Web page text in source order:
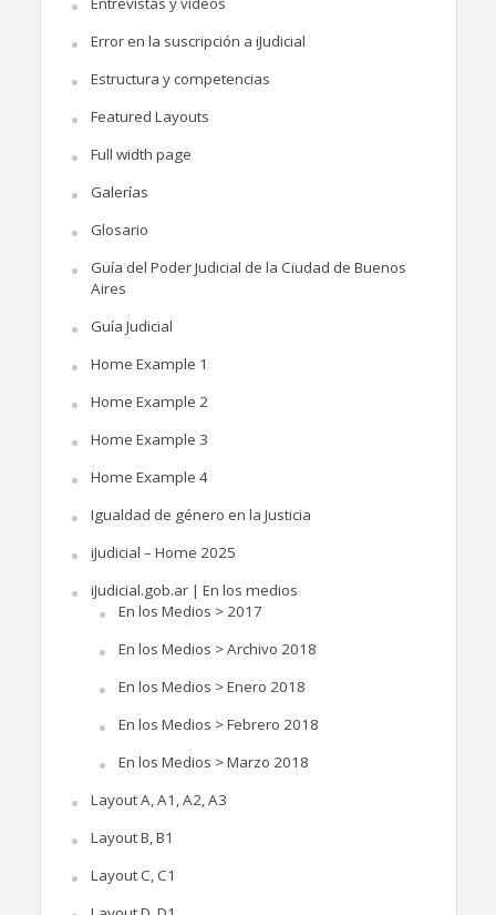
Error en la suscripción a iJudicial
Estructura y competencias
Featured Layouts
Full width page
Galerías
Glosario
Guía del Poder Judicial de la Ciudad de Buenos
Aires
Guía Judicial
Home Example 1
Home Example 2
Home Example 3
Home Example 4
Igualdad de género en la Justicia
iJudicial – Home 2025
iJudicial.gob.ar | En los medios
En los Medios > 2017
En los Medios > Archivo 2018
En los Medios > Enero 2018
En los Medios > Febrero 2018
En los Medios > Marzo 2018
Layout A, A1, A2, A3
Layout B, B1
Layout C, C1